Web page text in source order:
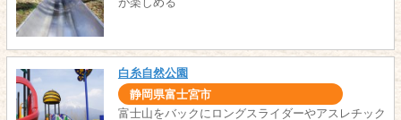
が楽しめる
白糸自然公園
静岡県富士宮市
富士山をバックにロングスライダーやアスレチック